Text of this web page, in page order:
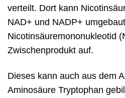
verteilt. Dort kann
NAD+ und NADP+
Nicotinsäuremononukleotid
Zwischenprodukt auf.
Dieses kann auch aus dem
Aminosäure Tryptophan